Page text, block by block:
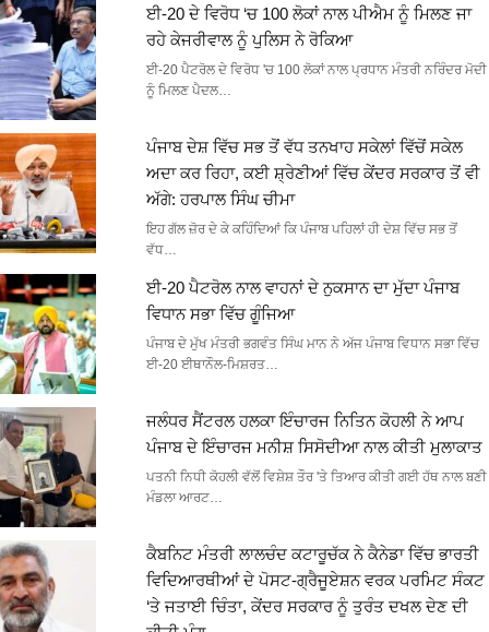
ਈ-20 ਦੇ ਵਿਰੋਧ ‘ਚ 100 ਲੋਕਾਂ ਨਾਲ ਪੀਐਮ ਨੂੰ ਮਿਲਣ ਜਾ
ਰਹੇ ਕੇਜਰੀਵਾਲ ਨੂੰ ਪੁਲਿਸ ਨੇ ਰੋਕਿਆ
ਈ-20 ਪੈਟਰੋਲ ਦੇ ਵਿਰੋਧ 'ਚ 100 ਲੋਕਾਂ ਨਾਲ ਪ੍ਰਧਾਨ ਮੰਤਰੀ ਨਰਿੰਦਰ ਮੋਦੀ
ਨੂੰ ਮਿਲਣ ਪੈਦਲ…
ਪੰਜਾਬ ਦੇਸ਼ ਵਿੱਚ ਸਭ ਤੋਂ ਵੱਧ ਤਨਖਾਹ ਸਕੇਲਾਂ ਵਿੱਚੋਂ ਸਕੇਲ
ਅਦਾ ਕਰ ਰਿਹਾ, ਕਈ ਸ਼੍ਰੇਣੀਆਂ ਵਿੱਚ ਕੇਂਦਰ ਸਰਕਾਰ ਤੋਂ ਵੀ
ਅੱਗੇ: ਹਰਪਾਲ ਸਿੰਘ ਚੀਮਾ
ਇਹ ਗੱਲ ਜ਼ੋਰ ਦੇ ਕੇ ਕਹਿੰਦਿਆਂ ਕਿ ਪੰਜਾਬ ਪਹਿਲਾਂ ਹੀ ਦੇਸ਼ ਵਿੱਚ ਸਭ ਤੋਂ
ਵੱਧ…
ਈ-20 ਪੈਟਰੋਲ ਨਾਲ ਵਾਹਨਾਂ ਦੇ ਨੁਕਸਾਨ ਦਾ ਮੁੱਦਾ ਪੰਜਾਬ
ਵਿਧਾਨ ਸਭਾ ਵਿੱਚ ਗੂੰਜਿਆ
ਪੰਜਾਬ ਦੇ ਮੁੱਖ ਮੰਤਰੀ ਭਗਵੰਤ ਸਿੰਘ ਮਾਨ ਨੇ ਅੱਜ ਪੰਜਾਬ ਵਿਧਾਨ ਸਭਾ ਵਿੱਚ
ਈ-20 ਈਥਾਨੌਲ-ਮਿਸ਼ਰਤ…
ਜਲੰਧਰ ਸੈਂਟਰਲ ਹਲਕਾ ਇੰਚਾਰਜ ਨਿਤਿਨ ਕੋਹਲੀ ਨੇ ਆਪ
ਪੰਜਾਬ ਦੇ ਇੰਚਾਰਜ ਮਨੀਸ਼ ਸਿਸੋਦੀਆ ਨਾਲ ਕੀਤੀ ਮੁਲਾਕਾਤ
ਪਤਨੀ ਨਿਧੀ ਕੋਹਲੀ ਵੱਲੋਂ ਵਿਸ਼ੇਸ਼ ਤੌਰ 'ਤੇ ਤਿਆਰ ਕੀਤੀ ਗਈ ਹੱਥ ਨਾਲ ਬਣੀ
ਮੰਡਲਾ ਆਰਟ…
ਕੈਬਨਿਟ ਮੰਤਰੀ ਲਾਲਚੰਦ ਕਟਾਰੂਚੱਕ ਨੇ ਕੈਨੇਡਾ ਵਿੱਚ ਭਾਰਤੀ
ਵਿਦਿਆਰਥੀਆਂ ਦੇ ਪੋਸਟ-ਗ੍ਰੈਜੂਏਸ਼ਨ ਵਰਕ ਪਰਮਿਟ ਸੰਕਟ
‘ਤੇ ਜਤਾਈ ਚਿੰਤਾ, ਕੇਂਦਰ ਸਰਕਾਰ ਨੂੰ ਤੁਰੰਤ ਦਖਲ ਦੇਣ ਦੀ